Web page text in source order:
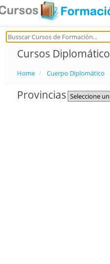
Cursos Diplomático
Home Cuerpo Diplomático
Provincias